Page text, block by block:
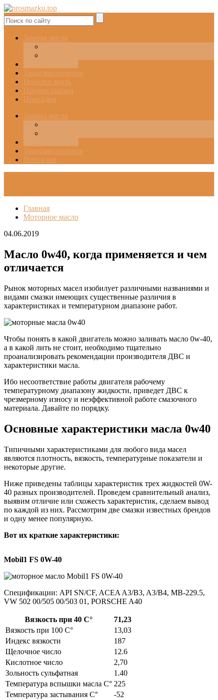
Замена масла
Трансмиссионное
Полезно знать
Прочие смазки
Присадки
Замена масла
Трансмиссионное
Присадки
Главная
Моторное масло
04.06.2019
Масло 0w40, когда применяется и чем
отличается
Рынок моторных масел изобилует различными названиями и
видами смазки имеющих существенные различия в
характеристиках и температурном диапазоне работ.
Чтобы понять в какой двигатель можно заливать масло 0w-40,
а в какой лить не стоит, необходимо тщательно
проанализировать рекомендации производителя ДВС и
характеристики масла.
Ибо несоответствие работы двигателя рабочему
температурному диапазону жидкости, приведет ДВС к
чрезмерному износу и неэффективной работе смазочного
материала. Давайте по порядку.
Основные характеристики масла 0w40
Типичными характеристиками для любого вида масел
являются плотность, вязкость, температурные показатели и
некоторые другие.
Ниже приведены таблицы характеристик трех жидкостей 0W-
40 разных производителей. Проведем сравнительный анализ,
выявим отличие или схожесть характеристик, сделаем вывод
по каждой из них. Рассмотрим две смазки известных брендов
и одну менее популярную.
Вот их краткие характеристики:
Mobil1 FS 0W-40
Спецификации: API SN/CF, ACEA A3/B3, A3/B4, MB-229.5,
VW 502 00/505 00/503 01, PORSCHE A40
Вязкость при 40 С°
71,23
Вязкость при 100 С°
13,03
Индекс вязкости
187
Щелочное число
12.6
Кислотное число
2,70
Зольность сульфатная
1.40
Температура вспышки масла С° 225
Температура застывания С°
-52